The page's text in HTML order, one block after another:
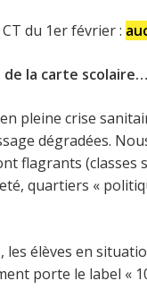
du 1er février :
de la carte scolaire…
pleine crise
dégradées.
flagrants (classes
quartiers «
élèves en
porte le label «